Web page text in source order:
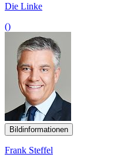
Die Linke
()
Bildinformationen
Frank Steffel